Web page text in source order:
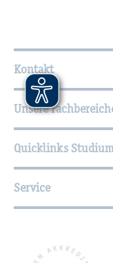
Kontakt
Unsere
Quicklinks Studium
Service